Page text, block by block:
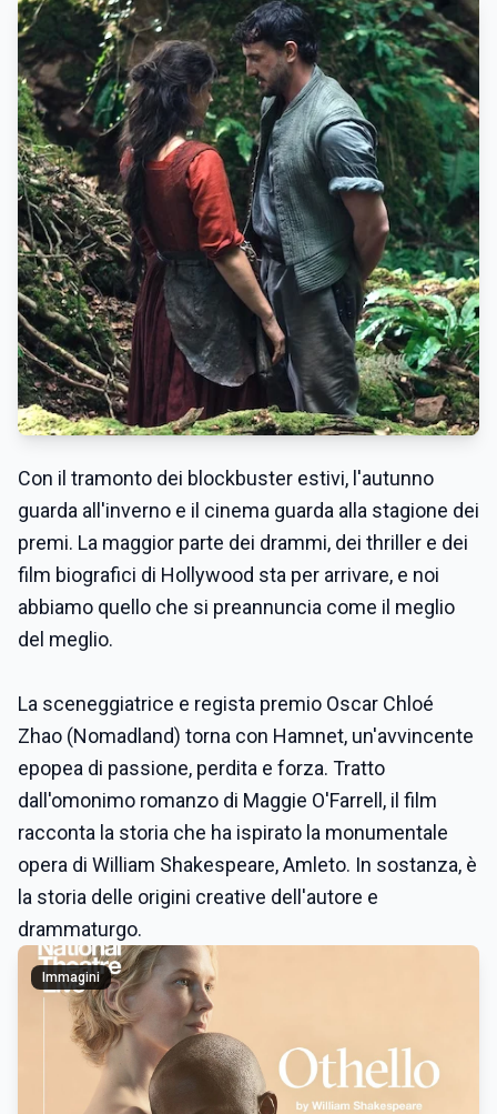
Con il tramonto dei blockbuster estivi, l'autunno
guarda all'inverno e il cinema guarda alla stagione dei
premi. La maggior parte dei drammi, dei thriller e dei
film biografici di Hollywood sta per arrivare, e noi
abbiamo quello che si preannuncia come il meglio
del meglio.
La sceneggiatrice e regista premio Oscar Chloé
Zhao (Nomadland) torna con Hamnet, un'avvincente
epopea di passione, perdita e forza. Tratto
dall'omonimo romanzo di Maggie O'Farrell, il film
racconta la storia che ha ispirato la monumentale
opera di William Shakespeare, Amleto. In sostanza, è
la storia delle origini creative dell'autore e
drammaturgo.
Immagini